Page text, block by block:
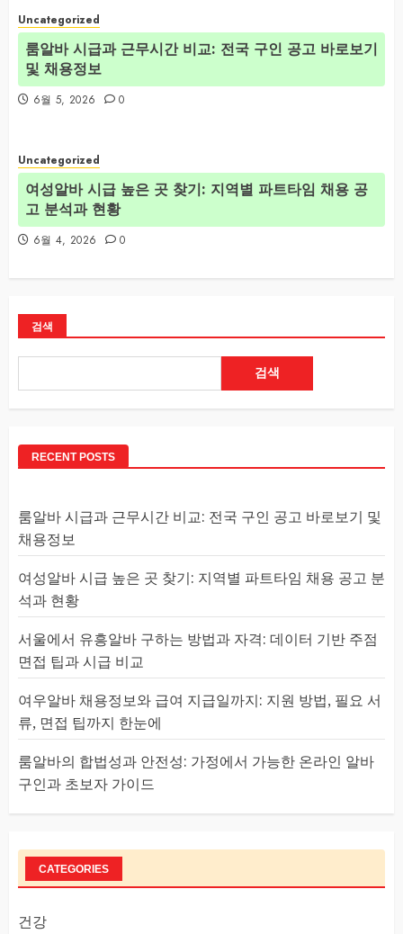
Uncategorized
룸알바 시급과 근무시간 비교: 전국 구인 공고 바로보기
및 채용정보
6월 5, 2026 0
Uncategorized
여성알바 시급 높은 곳 찾기: 지역별 파트타임 채용 공
고 분석과 현황
6월 4, 2026 0
검색
검색
RECENT POSTS
룸알바 시급과 근무시간 비교: 전국 구인 공고 바로보기 및
채용정보
여성알바 시급 높은 곳 찾기: 지역별 파트타임 채용 공고 분
석과 현황
서울에서 유흥알바 구하는 방법과 자격: 데이터 기반 주점
면접 팁과 시급 비교
여우알바 채용정보와 급여 지급일까지: 지원 방법, 필요 서
류, 면접 팁까지 한눈에
룸알바의 합법성과 안전성: 가정에서 가능한 온라인 알바
구인과 초보자 가이드
CATEGORIES
건강